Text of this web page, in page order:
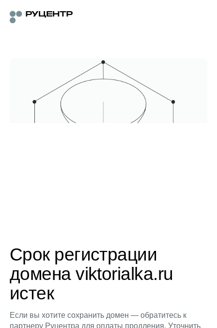
Срок регистрации
домена viktorialka.ru
истек
Если вы хотите сохранить домен — обратитесь к
партнеру Руцентра для оплаты продления. Уточнить